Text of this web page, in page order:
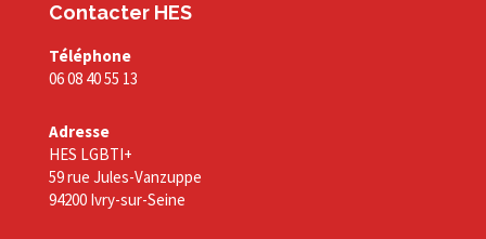
Contacter HES
Téléphone
06 08 40 55 13
Adresse
HES LGBTI+
59 rue Jules-Vanzuppe
94200 Ivry-sur-Seine